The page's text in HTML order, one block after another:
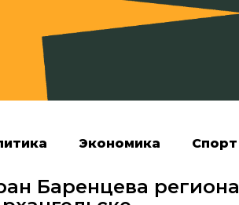
Экономика Спорт
Баренцева региона